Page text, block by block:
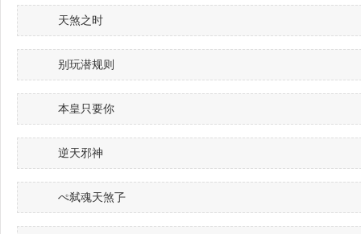
天煞之时
别玩潜规则
本皇只要你
逆天邪神
ぺ弑魂天煞孒